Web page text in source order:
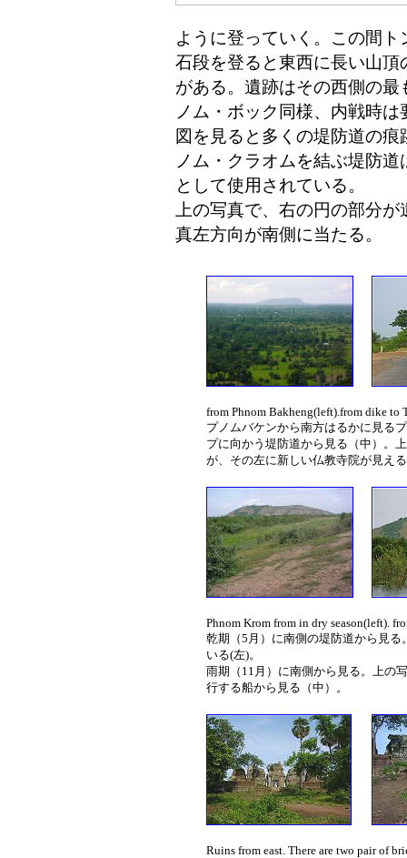
ように登っていく。この間
石段を登ると東西に長い山
がある。遺跡はその西側の
ノム・ボック同様、内戦時
図を見ると多くの堤防道の
ノム・クラオムを結ぶ堤防
として使用されている。
上の写真で、右の円の部分
真左方向が南側に当たる。
from Phnom Bakheng(left).from dike to
プノムバケンから南方はるかに見る
プに向かう堤防道から見る（中）。
が、その左に新しい仏教寺院が見え
Phnom Krom from in dry season(left).
乾期（5月）に南側の堤防道から見
いる(左)。
雨期（11月）に南側から見る。上の
行する船から見る（中）。
Ruins from east. There are two pair of